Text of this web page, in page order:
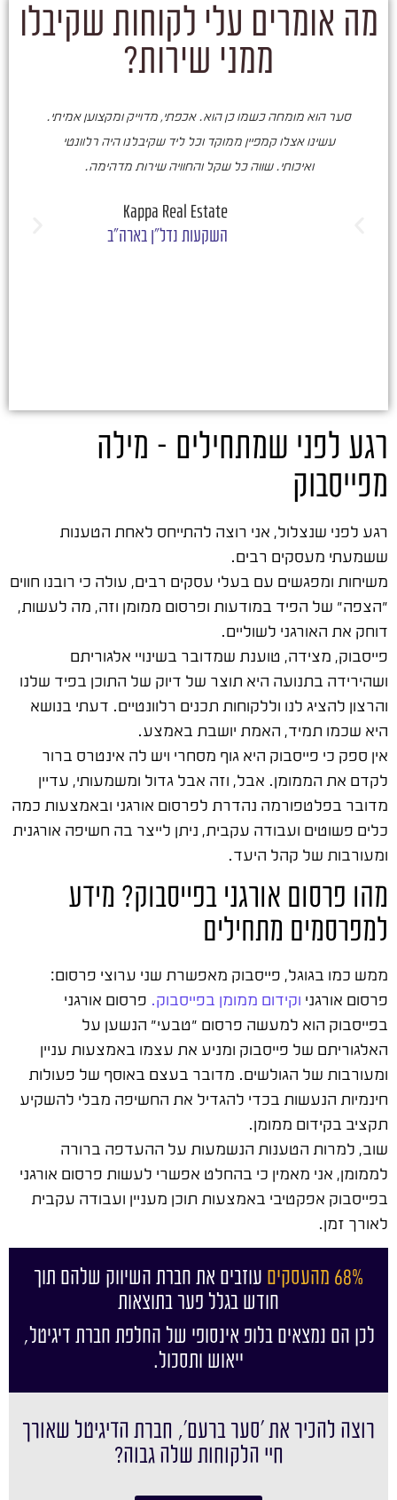
מה אומרים עלי לקוחות שקיבלו
ממני שירות?
סער הוא מומחה כשמו כן הוא. אכפתי, מדוייק ומקצוען אמיתי.
עשינו אצלו קמפיין ממוקד וכל ליד שקיבלנו היה רלוונטי
ואיכותי. שווה כל שקל והחוויה שירות מדהימה.
Kappa Real Estate
השקעות נדל"ן בארה"ב
רגע לפני שמתחילים – מילה
מפייסבוק
רגע לפני שנצלול, אני רוצה להתייחס לאחת הטענות
ששמעתי מעסקים רבים.
משיחות ומפגשים עם בעלי עסקים רבים, עולה כי רובנו חווים
"הצפה" של הפיד במודעות ופרסום ממומן וזה, מה לעשות,
דוחק את האורגני לשוליים.
פייסבוק, מצידה, טוענת שמדובר בשינויי אלגוריתם
ושהירידה בתנועה היא תוצר של דיוק של התוכן בפיד שלנו
והרצון להציג לנו וללקוחות תכנים רלוונטיים. דעתי בנושא
היא שכמו תמיד, האמת יושבת באמצע.
אין ספק כי פייסבוק היא גוף מסחרי ויש לה אינטרס ברור
לקדם את הממומן. אבל, וזה אבל גדול ומשמעותי, עדיין
מדובר בפלטפורמה נהדרת לפרסום אורגני ובאמצעות כמה
כלים פשוטים ועבודה עקבית, ניתן לייצר בה חשיפה אורגנית
ומעורבות של קהל היעד.
מהו פרסום אורגני בפייסבוק? מידע
למפרסמים מתחילים
ממש כמו בגוגל, פייסבוק מאפשרת שני ערוצי פרסום:
פרסום אורגני וקידום ממומן בפייסבוק. פרסום אורגני
בפייסבוק הוא למעשה פרסום "טבעי" הנשען על
האלגוריתם של פייסבוק ומניע את עצמו באמצעות עניין
ומעורבות של הגולשים. מדובר בעצם באוסף של פעולות
חינמיות הנעשות בכדי להגדיל את החשיפה מבלי להשקיע
תקציב בקידום ממומן.
שוב, למרות הטענות הנשמעות על ההעדפה ברורה
לממומן, אני מאמין כי בהחלט אפשרי לעשות פרסום אורגני
בפייסבוק אפקטיבי באמצעות תוכן מעניין ועבודה עקבית
לאורך זמן.
68% מהעסקים
עוזבים את חברת השיווק שלהם תוך
חודש בגלל פער בתוצאות
לכן הם נמצאים בלופ אינסופי של החלפת חברת דיגיטל,
ייאוש ותסכול.
רוצה להכיר את ׳סער ברעם׳, חברת הדיגיטל שאורך
חיי הלקוחות שלה גבוה?